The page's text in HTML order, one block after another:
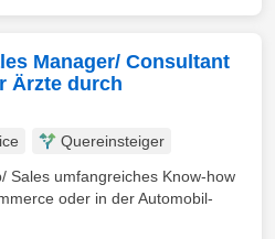
Manager/ Consultant
Ärzte durch
Quereinsteiger
Sales umfangreiches Know-how
oder in der Automobil-